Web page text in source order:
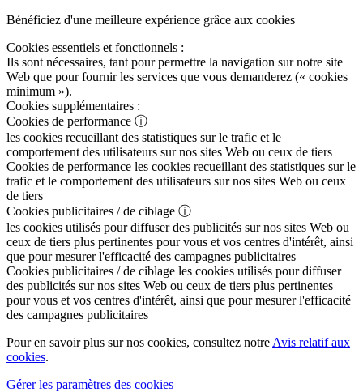
Bénéficiez d'une meilleure expérience grâce aux cookies
Cookies essentiels et fonctionnels :
Ils sont nécessaires, tant pour permettre la navigation sur notre site
Web que pour fournir les services que vous demanderez (« cookies
minimum »).
Cookies supplémentaires :
Cookies de performance ⓘ
les cookies recueillant des statistiques sur le trafic et le
comportement des utilisateurs sur nos sites Web ou ceux de tiers
Cookies de performance les cookies recueillant des statistiques sur le
trafic et le comportement des utilisateurs sur nos sites Web ou ceux
de tiers
Cookies publicitaires / de ciblage ⓘ
les cookies utilisés pour diffuser des publicités sur nos sites Web ou
ceux de tiers plus pertinentes pour vous et vos centres d'intérêt, ainsi
que pour mesurer l'efficacité des campagnes publicitaires
Cookies publicitaires / de ciblage les cookies utilisés pour diffuser
des publicités sur nos sites Web ou ceux de tiers plus pertinentes
pour vous et vos centres d'intérêt, ainsi que pour mesurer l'efficacité
des campagnes publicitaires
Pour en savoir plus sur nos cookies, consultez notre Avis relatif aux
cookies.
Gérer les paramètres des cookies